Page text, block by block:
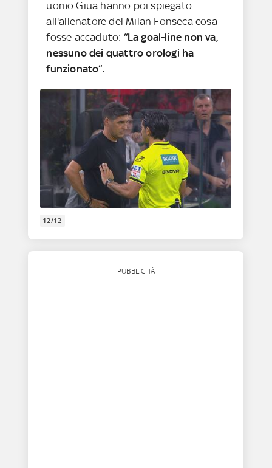
uomo Giua hanno poi spiegato
all'allenatore del Milan Fonseca cosa
fosse accaduto: “La goal-line non va,
nessuno dei quattro orologi ha
funzionato”.
12/12
PUBBLICITÀ